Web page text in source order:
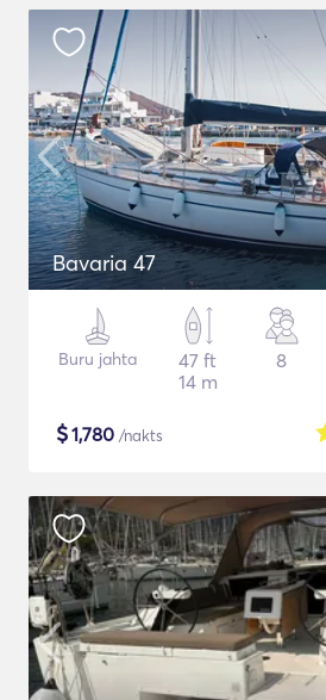
Bavaria 47
Buru jahta
47 ft
14 m
8
$1,780 /nakts